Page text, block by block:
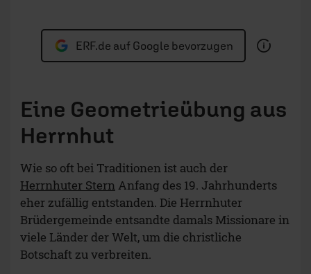
ERF.de auf Google bevorzugen
Eine Geometrieübung aus
Herrnhut
Wie so oft bei Traditionen ist auch der
Herrnhuter Stern Anfang des 19. Jahrhunderts
eher zufällig entstanden. Die Herrnhuter
Brüdergemeinde entsandte damals Missionare in
viele Länder der Welt, um die christliche
Botschaft zu verbreiten.